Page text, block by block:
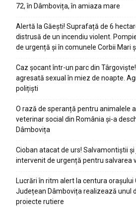
72, în Dâmbovița, în amiaza mare
Alertă la Găești! Suprafață de 6
distrusă de un incendiu violent.
de urgență și în comunele Corbii Mari
Caz șocant într-un parc din
agresată sexual în miez de noapte.
polițiști
O rază de speranță pentru animalele
veterinar social din România și-a
Dâmbovița
Cioban atacat de urs! Salvamontiștii
intervenit de urgență pentru salvarea
Lucrări în ritm alert la centura orașului
Județean Dâmbovița realizează unul
proiecte rutiere